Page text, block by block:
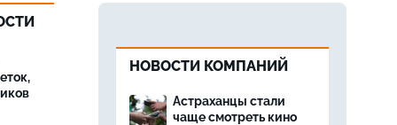
НОВОСТИ КОМПАНИЙ
Астраханцы стали
чаще смотреть кино